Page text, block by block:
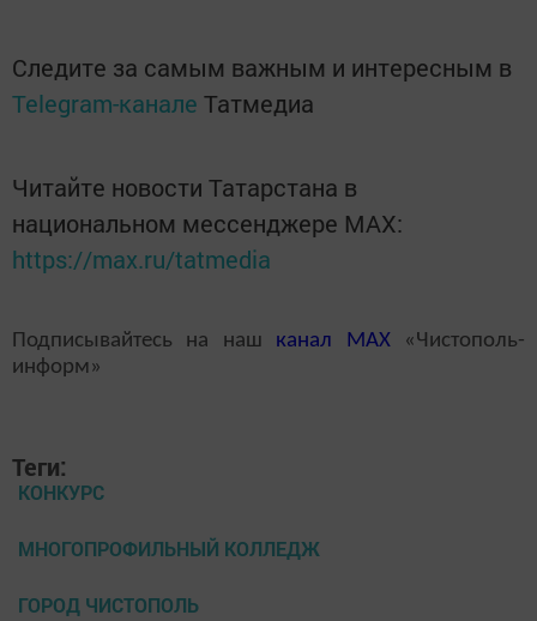
Следите за самым важным и интересным в
Telegram-канале Татмедиа
Читайте новости Татарстана в
национальном мессенджере MАХ:
https://max.ru/tatmedia
Подписывайтесь на наш канал MAX«Чистополь-
информ»
Теги:
КОНКУРС
МНОГОПРОФИЛЬНЫЙ КОЛЛЕДЖ
ГОРОД ЧИСТОПОЛЬ